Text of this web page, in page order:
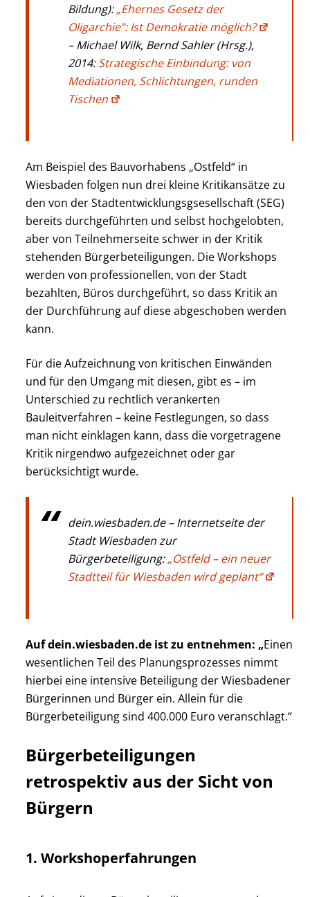
Bildung):„Ehernes Gesetz der
Oligarchie“: Ist Demokratie möglich?
– Michael Wilk, Bernd Sahler (Hrsg.),
2014:Strategische Einbindung: von
Mediationen, Schlichtungen, runden
Tischen
Am Beispiel des Bauvorhabens „Ostfeld“ in
Wiesbaden folgen nun drei kleine Kritikansätze zu
den von der Stadtentwicklungsgsesellschaft (SEG)
bereits durchgeführten und selbst hochgelobten,
aber von Teilnehmerseite schwer in der Kritik
stehenden Bürgerbeteiligungen. Die Workshops
werden von professionellen, von der Stadt
bezahlten, Büros durchgeführt, so dass Kritik an
der Durchführung auf diese abgeschoben werden
kann.
Für die Aufzeichnung von kritischen Einwänden
und für den Umgang mit diesen, gibt es – im
Unterschied zu rechtlich verankerten
Bauleitverfahren – keine Festlegungen, so dass
man nicht einklagen kann, dass die vorgetragene
Kritik nirgendwo aufgezeichnet oder gar
berücksichtigt wurde.
dein.wiesbaden.de– Internetseite der
Stadt Wiesbaden zur
Bürgerbeteiligung:„Ostfeld – ein neuer
Stadtteil für Wiesbaden wird geplant“
Auf dein.wiesbaden.de ist zu entnehmen: „Einen
wesentlichen Teil des Planungsprozesses nimmt
hierbei eine intensive Beteiligung der Wiesbadener
Bürgerinnen und Bürger ein. Allein für die
Bürgerbeteiligung sind 400.000 Euro veranschlagt.“
Bürgerbeteiligungen
retrospektiv aus der Sicht von
Bürgern
1. Workshoperfahrungen